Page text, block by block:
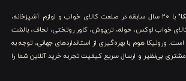
نه تنها طراحی شیک و کلاسیک دارد، بلکه کیفیت
پارچه، تجربه‌ای متفاوت از خواب را برای شما
فراهم می‌کند. در ادامه ۵ ویژگی برجسته این سرویس را معرفی
با ۲۰ سال سابقه در صنعت کالای خواب و لوازم آشپزخانه،
کالای خواب لوکس، حوله، تن‌پوش، کاور روتختی، لحاف، بالشت
ورونیکا هوم با بهره‌گیری از استانداردهای جهانی، توجه به
بی‌نظیر و ارسال سریع کیفیت تجربه خرید آنلاین شما را